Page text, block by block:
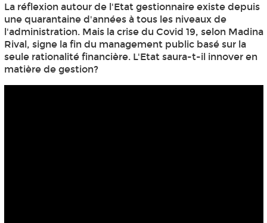
La réflexion autour de l'Etat gestionnaire existe depuis
une quarantaine d'années à tous les niveaux de
l'administration. Mais la crise du Covid 19, selon Madina
Rival, signe la fin du management public basé sur la
seule rationalité financière. L'Etat saura-t-il innover en
matière de gestion?